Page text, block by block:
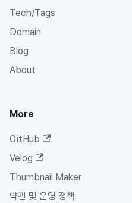
Tech/Tags
Domain
Blog
About
More
GitHub
Velog
Thumbnail Maker
약관 및 운영 정책